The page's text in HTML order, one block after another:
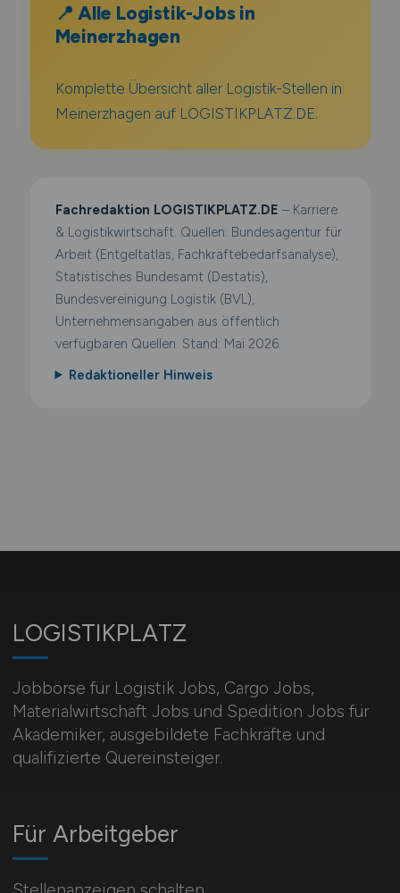
📍 Alle Logistik-Jobs in
Meinerzhagen
Komplette Übersicht aller Logistik-Stellen in
Meinerzhagen auf LOGISTIKPLATZ.DE.
Fachredaktion LOGISTIKPLATZ.DE – Karriere
& Logistikwirtschaft. Quellen: Bundesagentur für
Arbeit (Entgeltatlas, Fachkräftebedarfsanalyse),
Statistisches Bundesamt (Destatis),
Bundesvereinigung Logistik (BVL),
Unternehmensangaben aus öffentlich
verfügbaren Quellen. Stand: Mai 2026.
Redaktioneller Hinweis
LOGISTIKPLATZ
Jobbörse für Logistik Jobs, Cargo Jobs,
Materialwirtschaft Jobs und Spedition Jobs für
Akademiker, ausgebildete Fachkräfte und
qualifizierte Quereinsteiger.
Für Arbeitgeber